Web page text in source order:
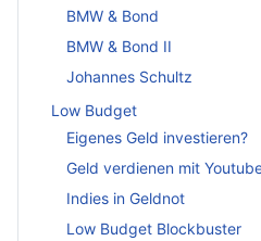
BMW & Bond
BMW & Bond II
Johannes Schultz
Low Budget
Eigenes Geld investieren?
Geld verdienen mit
Indies in Geldnot
Low Budget Blockbuster